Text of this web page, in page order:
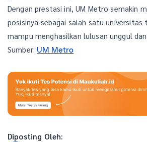
Dengan prestasi ini, UM Metro semakin
posisinya sebagai salah satu universitas
mampu menghasilkan lulusan unggul
Sumber: UM Metro
Diposting Oleh: